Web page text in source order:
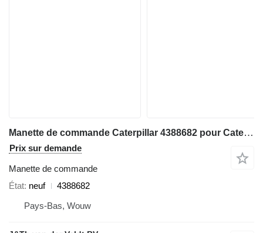
Manette de commande Caterpillar 4388682 pour Caterpillar 814 824 834 D6N 814K 824K 834K
Prix sur demande
Manette de commande
État neuf
4388682
Pays-Bas, Wouw